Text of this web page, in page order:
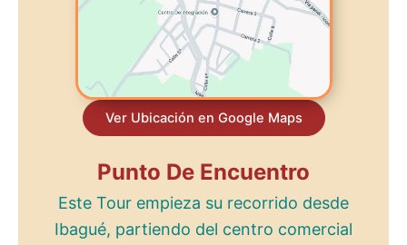
Ver Ubicación en Google Maps
Punto De Encuentro
Este Tour empieza su recorrido desde
Ibagué, partiendo del centro comercial